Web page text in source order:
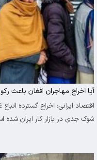
آیا اخراج مهاجران افغان باعث
اقتصاد ایرانی: اخراج گسترده
شوک جدی در بازار کار ایران شده